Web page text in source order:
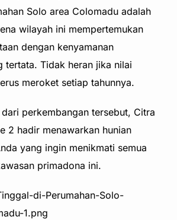
Solo area Colomadu adalah
wilayah ini mempertemukan
dengan kenyamanan
tertata. Tidak heran jika nilai
meroket setiap tahunnya.
perkembangan tersebut, Citra
2 hadir menawarkan hunian
yang ingin menikmati semua
primadona ini.